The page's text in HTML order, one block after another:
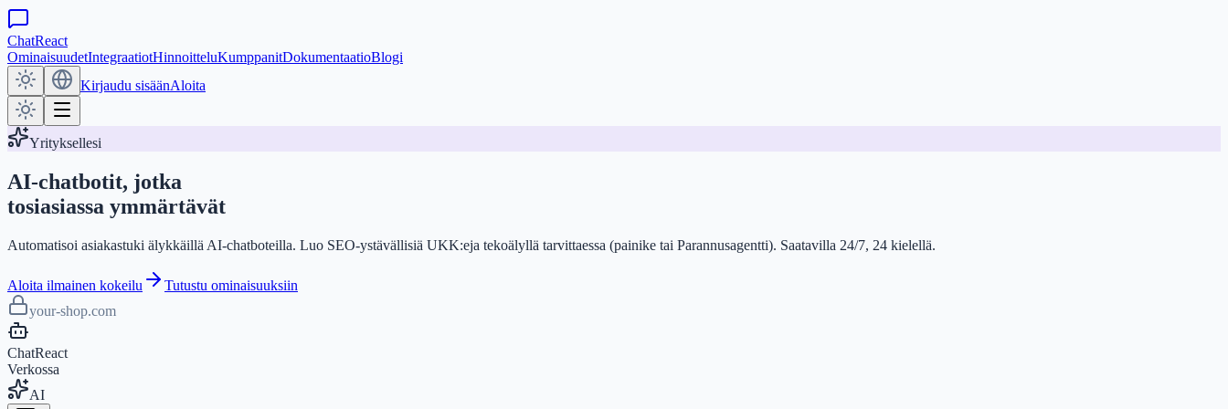
ChatReact
OminaisuudetIntegraatiotHinnoitteluKumppanitDokumentaatioBlogi
Kirjaudu sisäänAloita
Yrityksellesi
AI-chatbotit, jotka
tosiasiassa ymmärtävät
Automatisoi asiakastuki älykkäillä AI-chatboteilla. Luo SEO-ystävällisiä UKK:eja tekoälyllä tarvittaessa (painike tai Parannusagentti). Saatavilla 24/7, 24 kielellä.
Aloita ilmainen kokeilu
Tutustu ominaisuuksiin
your-shop.com
ChatReact
Verkossa
AI